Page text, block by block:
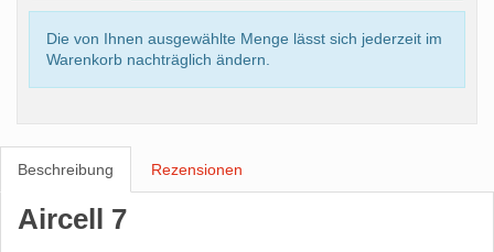
Die von Ihnen ausgewählte Menge lässt sich jederzeit im
Warenkorb nachträglich ändern.
Beschreibung Rezensionen
Aircell 7